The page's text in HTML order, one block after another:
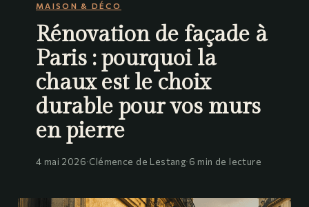
JARDINAGE
VOYAGE
MAISON & DÉCO
Rénovation de façade à
Paris : pourquoi la
chaux est le choix
durable pour vos murs
en pierre
4 mai 2026·Clémence de Lestang·6 min de lecture